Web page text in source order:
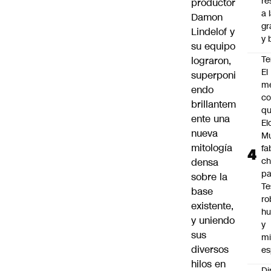
Damon
Lindelof y
su equipo
lograron,
superponi
endo
brillantem
ente una
nueva
mitología
densa
sobre la
base
existente,
y uniendo
sus
diversos
hilos en
a
y
El
y